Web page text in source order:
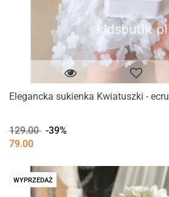
Elegancka sukienka Kwiatuszki - ecru
129.00 -39%
79.00
WYPRZEDAŻ